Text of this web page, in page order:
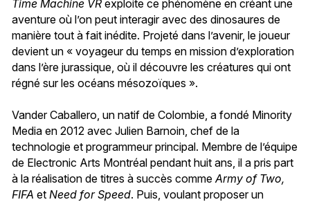
Time Machine VR exploite ce phénomène en créant une
aventure où l’on peut interagir avec des dinosaures de
manière tout à fait inédite. Projeté dans l’avenir, le joueur
devient un « voyageur du temps en mission d’exploration
dans l’ère jurassique, où il découvre les créatures qui ont
régné sur les océans mésozoïques ».
Vander Caballero, un natif de Colombie, a fondé Minority
Media en 2012 avec Julien Barnoin, chef de la
technologie et programmeur principal. Membre de l’équipe
de Electronic Arts Montréal pendant huit ans, il a pris part
à la réalisation de titres à succès comme Army of Two,
FIFA et Need for Speed. Puis, voulant proposer un